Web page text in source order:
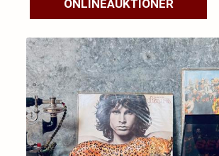
ONLINEAUKTIONER